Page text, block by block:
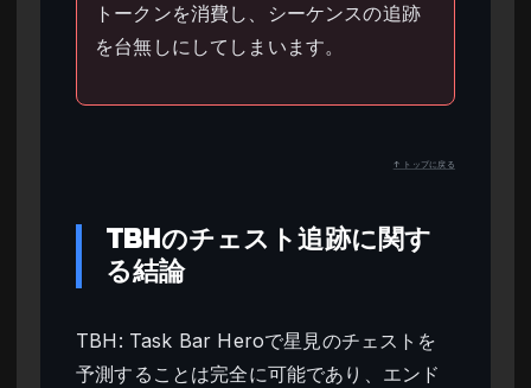
トークンを消費し、シーケンスの追跡
を台無しにしてしまいます。
↑ トップに戻る
TBHのチェスト追跡に関す
る結論
TBH: Task Bar Heroで星見のチェストを
予測することは完全に可能であり、エンド